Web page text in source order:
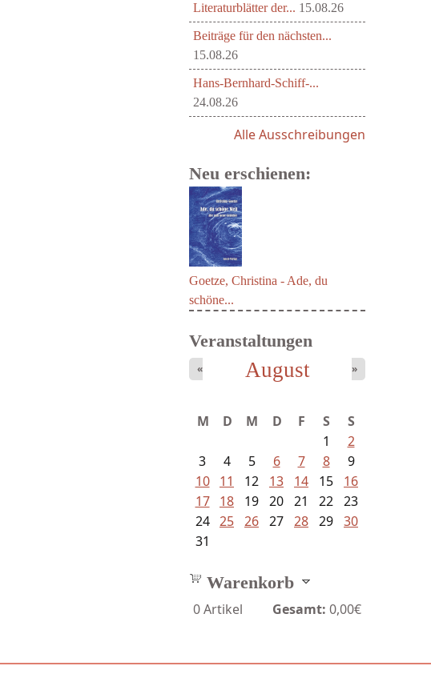
Literaturblätter der... 15.08.26
Beiträge für den nächsten...
15.08.26
Hans-Bernhard-Schiff-...
24.08.26
Alle Ausschreibungen
Neu erschienen:
Goetze, Christina - Ade, du
schöne...
Veranstaltungen
August
« »
M D M D F S
S
1
2
3
4 5 6 7 8
9
10
11 12 13 14 15
16
17
18 19 20 21 22 23
24 25 26 27 28 29 30
31
Warenkorb
0Artikel Gesamt: 0,00€